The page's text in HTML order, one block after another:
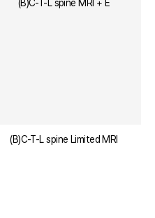
(B)C-T-L spine MRI + E
(B)C-T-L spine Limited MRI